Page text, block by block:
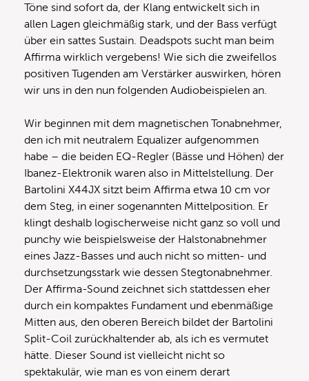
Töne sind sofort da, der Klang entwickelt sich in
allen Lagen gleichmäßig stark, und der Bass verfügt
über ein sattes Sustain. Deadspots sucht man beim
Affirma wirklich vergebens! Wie sich die zweifellos
positiven Tugenden am Verstärker auswirken, hören
wir uns in den nun folgenden Audiobeispielen an.
Wir beginnen mit dem magnetischen Tonabnehmer,
den ich mit neutralem Equalizer aufgenommen
habe – die beiden EQ-Regler (Bässe und Höhen) der
Ibanez-Elektronik waren also in Mittelstellung. Der
Bartolini X44JX sitzt beim Affirma etwa 10 cm vor
dem Steg, in einer sogenannten Mittelposition. Er
klingt deshalb logischerweise nicht ganz so voll und
punchy wie beispielsweise der Halstonabnehmer
eines Jazz-Basses und auch nicht so mitten- und
durchsetzungsstark wie dessen Stegtonabnehmer.
Der Affirma-Sound zeichnet sich stattdessen eher
durch ein kompaktes Fundament und ebenmäßige
Mitten aus, den oberen Bereich bildet der Bartolini
Split-Coil zurückhaltender ab, als ich es vermutet
hätte. Dieser Sound ist vielleicht nicht so
spektakulär, wie man es von einem derart